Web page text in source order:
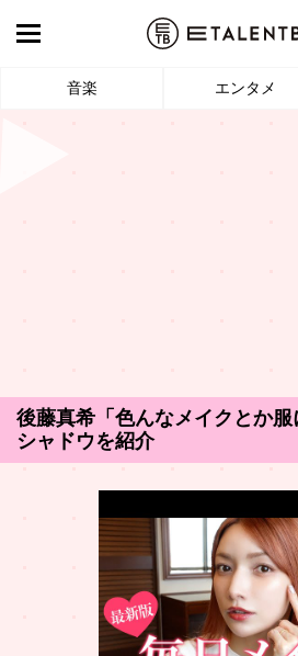
音楽 エンタメ
後藤真希「色んなメイクとか
シャドウを紹介